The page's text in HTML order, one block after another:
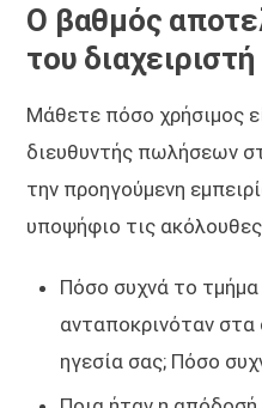
Ο βαθμός
του διαχειριστή
Μάθετε πόσο χρήσιμος
διευθυντής πωλήσεων
την προηγούμενη
υποψήφιο τις
Πόσο συχνά το
ανταποκρινόταν
ηγεσία σας; Πόσο